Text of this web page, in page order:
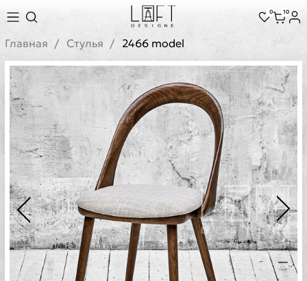
0 10
Главная Стулья 2466 model